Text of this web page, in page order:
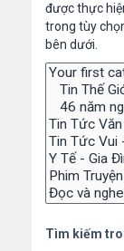
được thực
trong tùy
bên dưới.
Tìm kiếm